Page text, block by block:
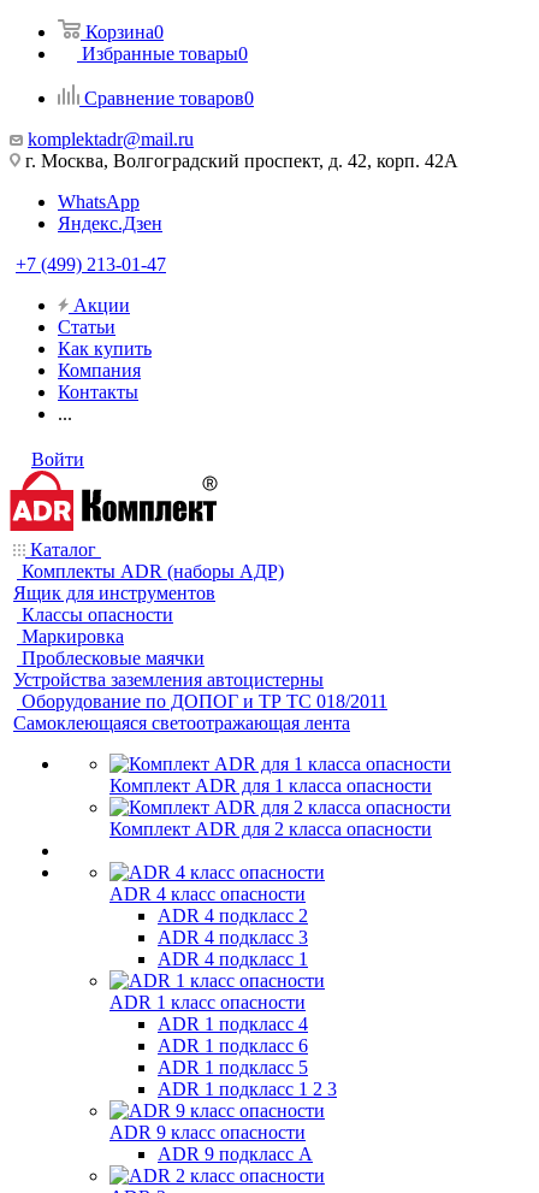
Корзина0
Избранные товары0
Сравнение товаров0
komplektadr@mail.ru
г. Москва, Волгоградский проспект, д. 42, корп. 42А
WhatsApp
Яндекс.Дзен
+7 (499) 213-01-47
Акции
Статьи
Как купить
Компания
Контакты
...
Войти
Каталог
Комплекты ADR (наборы АДР)
Ящик для инструментов
Классы опасности
Маркировка
Проблесковые маячки
Устройства заземления автоцистерны
Оборудование по ДОПОГ и ТР ТС 018/2011
Самоклеющаяся светоотражающая лента
Комплект ADR для 1 класса опасности
Комплект ADR для 2 класса опасности
ADR 4 класс опасности
ADR 4 подкласс 2
ADR 4 подкласс 3
ADR 4 подкласс 1
ADR 1 класс опасности
ADR 1 подкласс 4
ADR 1 подкласс 6
ADR 1 подкласс 5
ADR 1 подкласс 1 2 3
ADR 9 класс опасности
ADR 9 подкласс A